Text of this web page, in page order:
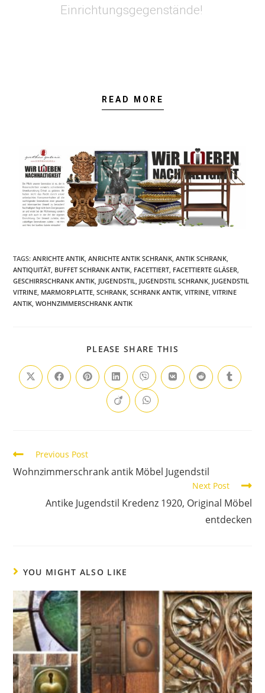
Einrichtungsgegenstände!
READ MORE
TAGS:ANRICHTE ANTIK ANRICHTE ANTIK SCHRANK ANTIK SCHRANK
ANTIQUITÄT BUFFET SCHRANK ANTIK FACETTIERT FACETTIERTE GLÄSER
GESCHIRRSCHRANK ANTIK JUGENDSTIL JUGENDSTIL SCHRANK JUGENDSTIL
VITRINE MARMORPLATTE SCHRANK SCHRANK ANTIK VITRINE VITRINE
ANTIK WOHNZIMMERSCHRANK ANTIK
PLEASE SHARE THIS
Previous Post
Wohnzimmerschrank antik Möbel Jugendstil
Next Post
Antike Jugendstil Kredenz 1920, Original Möbel
entdecken
YOU MIGHT ALSO LIKE